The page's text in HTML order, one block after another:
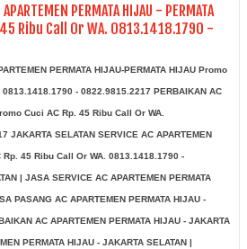
PERMATA HIJAU - PERMATA
45 Ribu Call Or WA. 0813.1418.1790 -
PERMATA HIJAU-PERMATA HIJAU Promo
- 0822.9815.2217 PERBAIKAN AC
Cuci AC Rp. 45 Ribu Call Or WA.
JAKARTA SELATAN SERVICE AC APARTEMEN
Rp. 45 Ribu Call Or WA. 0813.1418.1790 -
| JASA SERVICE AC APARTEMEN PERMATA
PASANG AC APARTEMEN PERMATA HIJAU -
AC APARTEMEN PERMATA HIJAU - JAKARTA
PERMATA HIJAU - JAKARTA SELATAN |